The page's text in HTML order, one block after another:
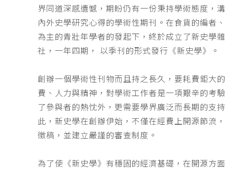
界同道深感遺憾，期盼仍有一份秉持學術態度，
內外史學研究心得的學術性期刊。在食貨的編者
為主的青壯年學者的發起下，終於成立了新史學
社，一年四期， 以季刊的形式發行《新史學》。
創辦一個學術性刊物而且持之長久，要耗費鉅大
費、人力與精神，對學術工作者是一項艱辛的考
了參與者的熱忱外，更需要學界廣泛而長期的支
此，新史學在創辦伊始，不僅在經費上開源節流
徵稿，並建立嚴謹的審查制度。
為了使《新史學》有穩固的經濟基礎，在開源方